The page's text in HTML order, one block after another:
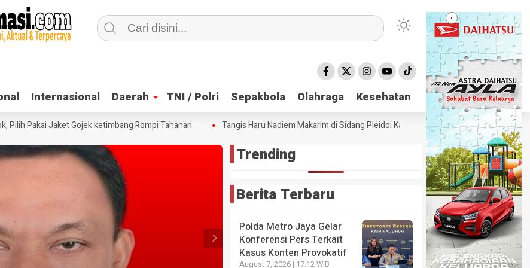
Internasional Daerah TNI / Polri Sepakbola Olahraga Kesehatan
Internasional Daerah TNI / Polri Sepakbola Olahraga Kesehatan
Pakai Jaket Gojek ketimbang Rompi Tahanan Tangis Haru Nadiem Makarim di Sidang Pleidoi Kasus Chromebook, Pilih Pakai Jaket
Trending
Berita Terbaru
Polda Metro Jaya Gelar
Konferensi Pers Terkait
Kasus Konten Provokatif
August 7, 2026 | 17:12 WIB